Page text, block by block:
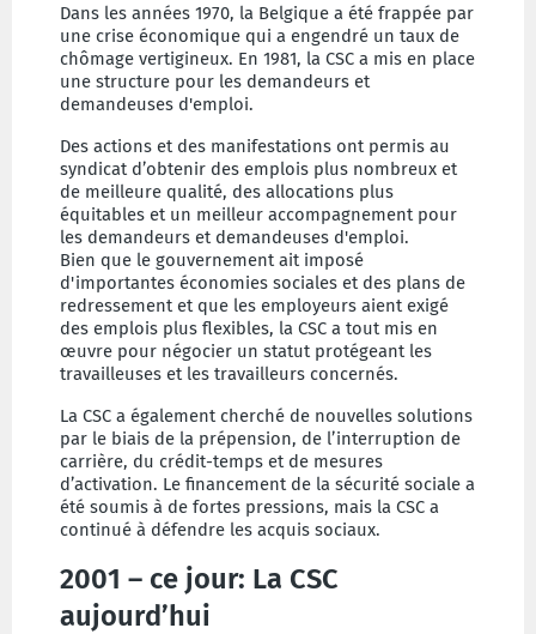
Dans les années 1970, la Belgique a été frappée par
une crise économique qui a engendré un taux de
chômage vertigineux. En 1981, la CSC a mis en place
une structure pour les demandeurs et
demandeuses d'emploi.
Des actions et des manifestations ont permis au
syndicat d’obtenir des emplois plus nombreux et
de meilleure qualité, des allocations plus
équitables et un meilleur accompagnement pour
les demandeurs et demandeuses d'emploi.
Bien que le gouvernement ait imposé
d'importantes économies sociales et des plans de
redressement et que les employeurs aient exigé
des emplois plus flexibles, la CSC a tout mis en
œuvre pour négocier un statut protégeant les
travailleuses et les travailleurs concernés.
La CSC a également cherché de nouvelles solutions
par le biais de la prépension, de l’interruption de
carrière, du crédit-temps et de mesures
d’activation. Le financement de la sécurité sociale a
été soumis à de fortes pressions, mais la CSC a
continué à défendre les acquis sociaux.
2001 – ce jour: La CSC
aujourd’hui